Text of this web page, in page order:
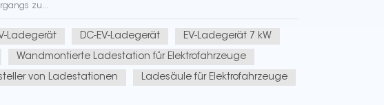
zu...
Ladegerät DC-EV-Ladegerät EV-Ladegerät 7 kW
Wandmontierte Ladestation für Elektrofahrzeuge
von Ladestationen Ladesäule für Elektrofahrzeuge